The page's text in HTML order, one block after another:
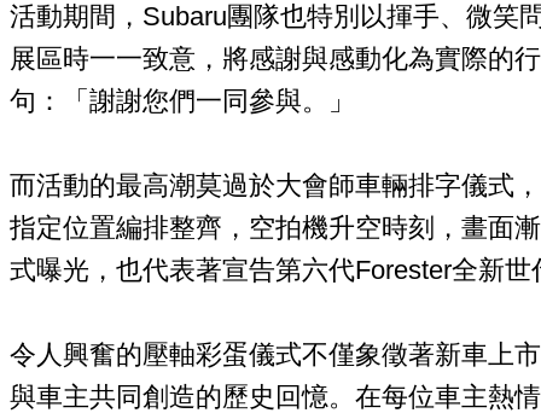
活動期間，Subaru團隊也特別以揮手、微笑
展區時一一致意，將感謝與感動化為實際的
句：「謝謝您們一同參與。」
而活動的最高潮莫過於大會師車輛排字儀式
指定位置編排整齊，空拍機升空時刻，畫面
式曝光，也代表著宣告第六代Forester全新世
令人興奮的壓軸彩蛋儀式不僅象徵著新車上
與車主共同創造的歷史回憶。在每位車主熱